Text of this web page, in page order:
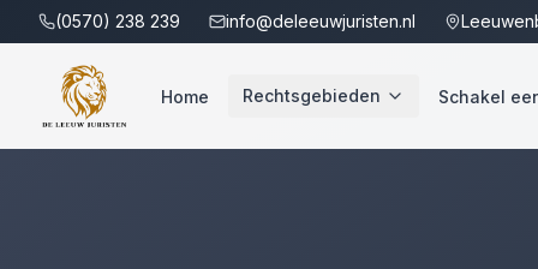
(0570) 238 239 info@deleeuwjuristen.nl
Home Rechtsgebieden Schakel